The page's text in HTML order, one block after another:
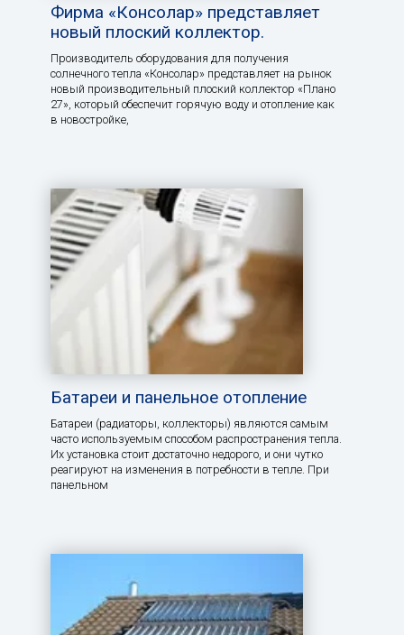
Фирма «Консолар» представляет
новый плоский коллектор.
Производитель оборудования для получения
солнечного тепла «Консолар» представляет на рынок
новый производительный плоский коллектор «Плано
27», который обеспечит горячую воду и отопление как
в новостройке,
Батареи и панельное отопление
Батареи (радиаторы, коллекторы) являются самым
часто используемым способом распространения тепла.
Их установка стоит достаточно недорого, и они чутко
реагируют на изменения в потребности в тепле. При
панельном